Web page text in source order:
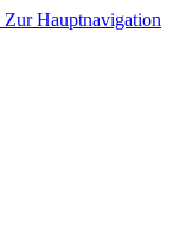
Zur Hauptnavigation